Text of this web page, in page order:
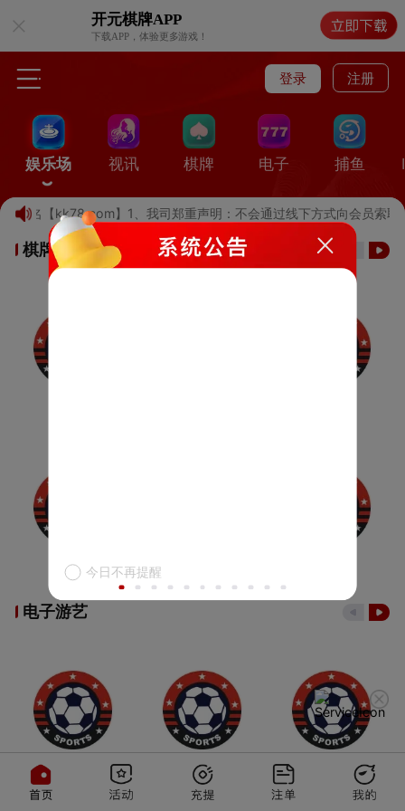
开元棋牌APP
下载APP，体验更多游戏！
登录 注册
娱乐场 视讯 棋牌 电子 捕鱼
域名【kk78.com】1、我司郑重声明：不会通过线下方式向会员索
棋牌游戏
电子游艺
今日不再提醒